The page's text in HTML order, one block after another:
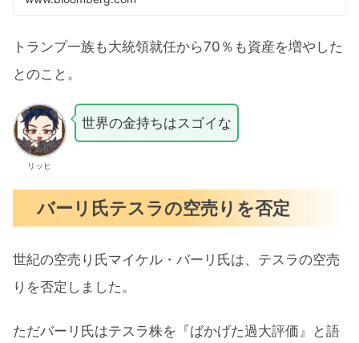
トランプ一族も大統領就任から70％も資産を増やした
とのこと。
リッヒ
世界の金持ちはスゴイな
バーリ氏テスラの空売りを否定
世紀の空売り氏マイケル・バーリ氏は、テスラの空売
りを否定しました。
ただバーリ氏はテスラ株を『ばかげた過大評価』と語